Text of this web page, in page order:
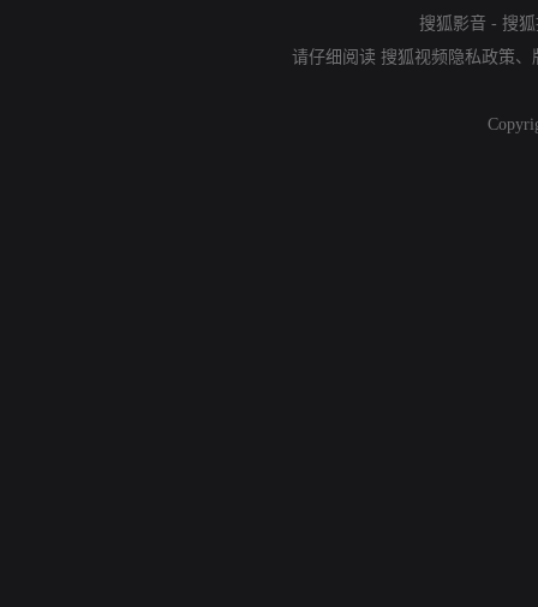
搜狐影音 - 搜
请仔细阅读 搜狐视频隐私政策、